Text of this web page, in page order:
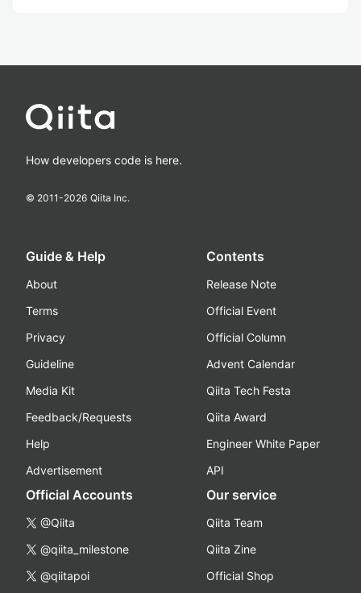
How developers code is here.
© 2011-2026 Qiita Inc.
Guide & Help
About
Terms
Privacy
Guideline
Media Kit
Feedback/Requests
Help
Advertisement
Contents
Release Note
Official Event
Official Column
Advent Calendar
Qiita Tech Festa
Qiita Award
Engineer White Paper
API
Official Accounts
@Qiita
@qiita_milestone
@qiitapoi
Our service
Qiita Team
Qiita Zine
Official Shop